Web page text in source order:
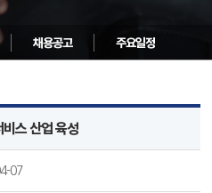
채용공고 주요일정
스 산업 육성
07